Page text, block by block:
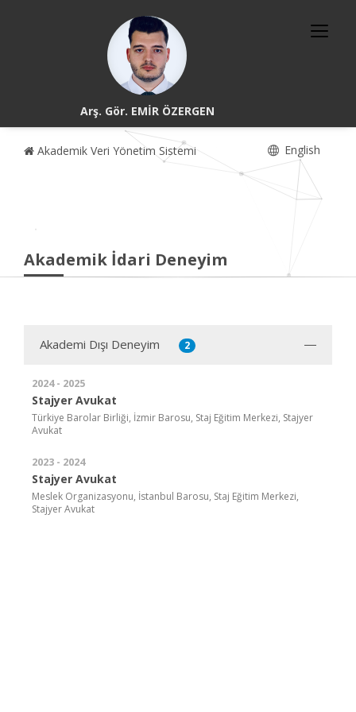
Arş. Gör. EMİR ÖZERGEN
Akademik Veri Yönetim Sistemi English
Akademik İdari Deneyim
Akademi Dışı Deneyim 2
2024 - 2025
Stajyer Avukat
Türkiye Barolar Birliği, İzmir Barosu, Staj Eğitim Merkezi, Stajyer
Avukat
2023 - 2024
Stajyer Avukat
Meslek Organizasyonu, İstanbul Barosu, Staj Eğitim Merkezi,
Stajyer Avukat